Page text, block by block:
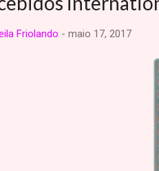
Friolando - maio 17, 2017